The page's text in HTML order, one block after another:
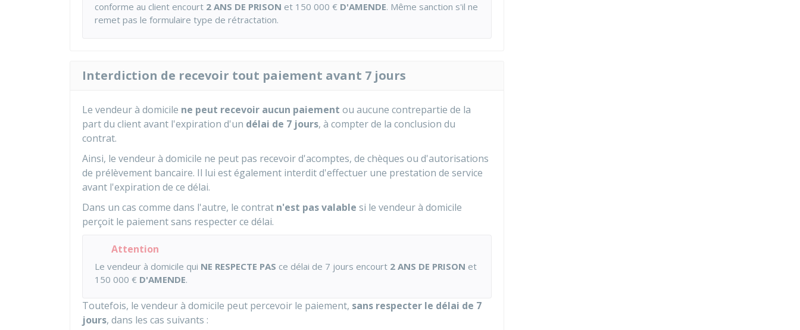
conforme au client encourt 2 ANS DE PRISON et 150 000 € D'AMENDE. Même sanction s'il ne
remet pas le formulaire type de rétractation.
Interdiction de recevoir tout paiement avant 7 jours
Le vendeur à domicile ne peut recevoir aucun paiement ou aucune contrepartie de la
part du client avant l'expiration d'un délai de 7 jours, à compter de la conclusion du
contrat.
Ainsi, le vendeur à domicile ne peut pas recevoir d'acomptes, de chèques ou d'autorisations
de prélèvement bancaire. Il lui est également interdit d'effectuer une prestation de service
avant l'expiration de ce délai.
Dans un cas comme dans l'autre, le contrat n'est pas valable si le vendeur à domicile
perçoit le paiement sans respecter ce délai.
Attention
Le vendeur à domicile qui NE RESPECTE PAS ce délai de 7 jours encourt 2 ANS DE PRISON et
150 000 € D'AMENDE.
Toutefois, le vendeur à domicile peut percevoir le paiement, sans respecter le délai de 7
jours, dans les cas suivants :